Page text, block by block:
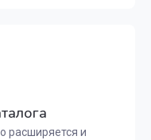
расширяется и